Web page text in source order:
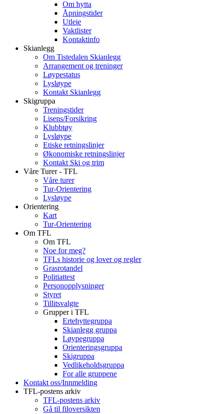
Om hytta
Åpningstider
Utleie
Vaktlister
Kontaktinfo
Skianlegg
Om Tistedalen Skianlegg
Arrangement og treninger
Løypestatus
Lysløype
Kontakt Skianlegg
Skigruppa
Treningstider
Lisens/Forsikring
Klubbtøy
Lysløype
Etiske retningslinjer
Økonomiske retningslinjer
Kontakt Ski og trim
Våre Turer - TFL
Våre turer
Tur-Orientering
Lysløype
Orientering
Kart
Tur-Orientering
Om TFL
Om TFL
Noe for meg?
TFLs historie og lover og regler
Grasrotandel
Politiattest
Personopplysninger
Styret
Tillitsvalgte
Grupper i TFL
Ertehyttegruppa
Skianlegg gruppa
Løypegruppa
Orienteringsgruppa
Skigruppa
Vedlikeholdsgruppa
For alle gruppene
Kontakt oss/Innmelding
TFL-postens arkiv
TFL-postens arkiv
Gå til filoversikten